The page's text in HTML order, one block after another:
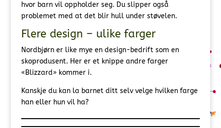
hvor barn vil oppholder seg. Du slipper også
problemet med at det blir hull under støvelen.
Flere design – ulike farger
Nordbjørn er like mye en design-bedrift som en
skoprodusent. Her er et knippe andre farger
«Blizzard» kommer i.
Kanskje du kan la barnet ditt selv velge hvilken farge
han eller hun vil ha?